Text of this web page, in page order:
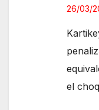
26/03/
el